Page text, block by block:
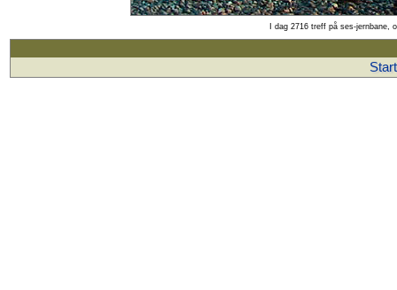
I dag 2716 treff på ses-jernbane,